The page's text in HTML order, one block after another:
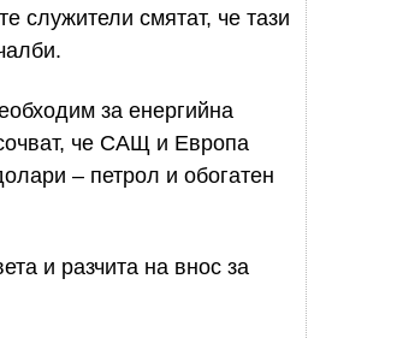
служители смятат, че тази
за енергийна
че САЩ и Европа
– петрол и обогатен
и разчита на внос за